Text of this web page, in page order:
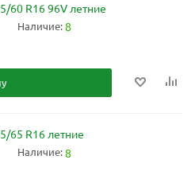
R16 96V летние
Наличие:8
65 R16 летние
Наличие:8